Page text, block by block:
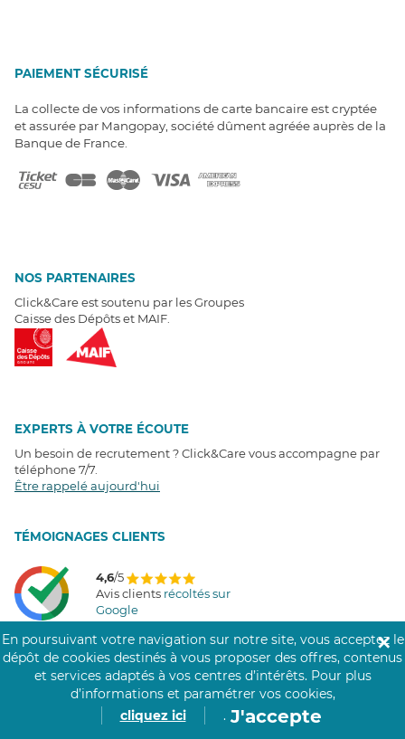
PAIEMENT SÉCURISÉ
La collecte de vos informations de carte bancaire est cryptée
et assurée par Mangopay, société dûment agréée auprès de la
Banque de France.
NOS PARTENAIRES
Click&Care est soutenu par les Groupes
Caisse des Dépôts et MAIF.
EXPERTS À VOTRE ÉCOUTE
Un besoin de recrutement ? Click&Care vous accompagne par
téléphone 7/7
Être rappelé aujourd'hui
TÉMOIGNAGES CLIENTS
4,6/5
Avis clients récoltés sur
Google
COMMUNAUTÉ CLICK&CARE
En poursuivant votre navigation sur notre site, vous acceptez le
dépôt de cookies destinés à vous proposer des offres, contenus
et services adaptés à vos centres d’intérêts. Pour plus
d’informations et paramétrer vos cookies,
cliquez ici
. J'accepte
✕